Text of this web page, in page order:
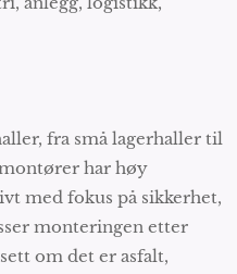
fra små lagerhaller til
har høy
med fokus på sikkerhet,
monteringen etter
om det er asfalt,